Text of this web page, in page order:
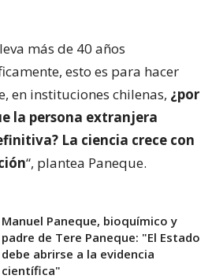
más de 40 años
esto es para hacer
en instituciones chilenas, ¿por
la persona extranjera
La ciencia crece con
“, plantea Paneque.
Manuel Paneque, bioquímico y
padre de Tere Paneque: "El Estado
debe abrirse a la evidencia
científica"